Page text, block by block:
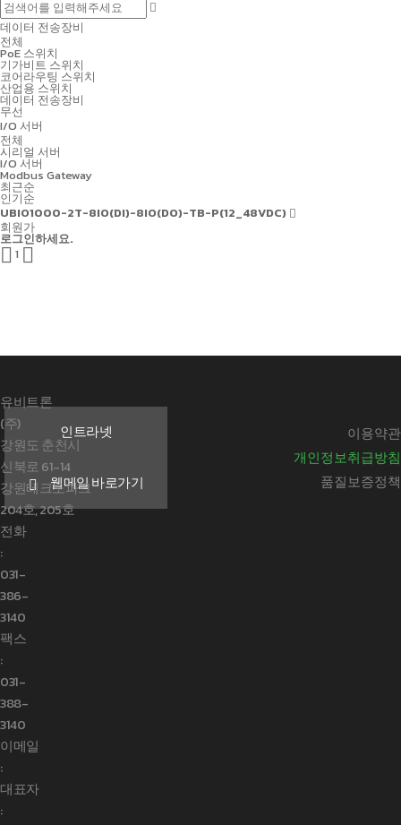
데이터 전송장비
전체
PoE 스위치
기가비트 스위치
코어라우팅 스위치
산업용 스위치
데이터 전송장비
무선
I/O 서버
전체
시리얼 서버
I/O 서버
Modbus Gateway
최근순
인기순
UBIO1000-2T-8IO(DI)-8IO(DO)-TB-P(12_48VDC)
회원가
로그인하세요.
 1 
인트라넷
웹메일 바로가기
이용약관
개인정보취급방침
품질보증정책
유비트론
(주)
강원도 춘천시
신북로 61-14
강원테크노파크
204호, 205호
전화
:
031-
386-
3140
팩스
:
031-
388-
3140
이메일
:
대표자
: